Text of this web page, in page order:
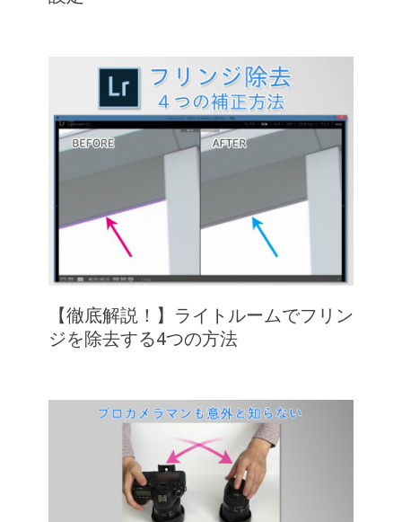
【徹底解説！】ライトルームでフリン
ジを除去する4つの方法